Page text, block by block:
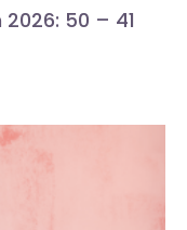
50 – 41